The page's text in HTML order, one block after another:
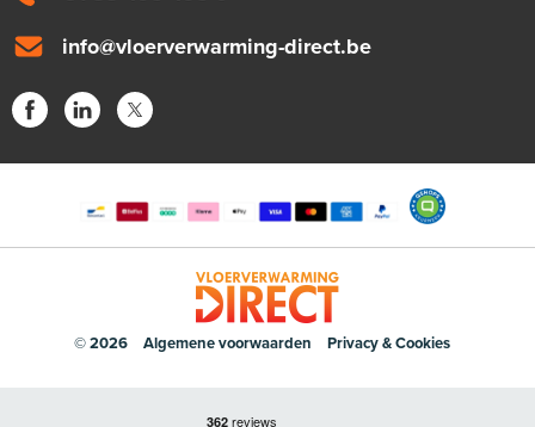
info@vloerverwarming-direct.be
© 2026 Algemene voorwaarden Privacy & Cookies